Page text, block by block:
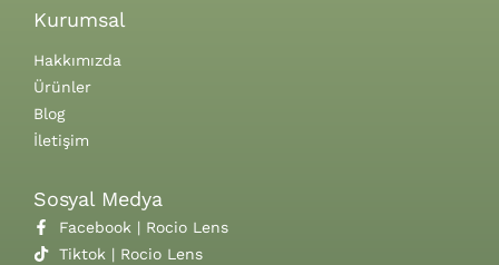
Kurumsal
Hakkımızda
Ürünler
Blog
İletişim
Sosyal Medya
Facebook | Rocio Lens
Tiktok | Rocio Lens